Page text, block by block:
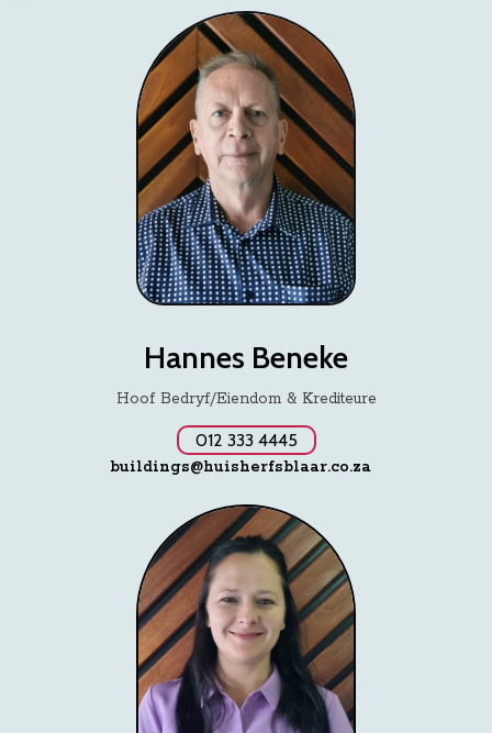
Hannes Beneke
Hoof Bedryf/Eiendom & Krediteure
012 333 4445
buildings@huisherfsblaar.co.za